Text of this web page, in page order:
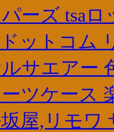
ーズ tsa
ットコム
サエアー
ツケース
屋,リモワ